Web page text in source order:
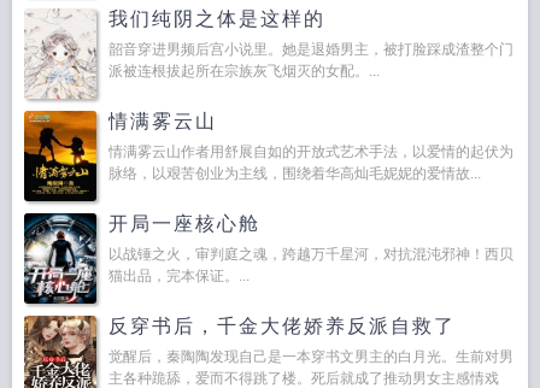
我们纯阴之体是这样的
韶音穿进男频后宫小说里。她是退婚男主，被打脸踩成渣整个门
派被连根拔起所在宗族灰飞烟灭的女配。...
情满雾云山
情满雾云山作者用舒展自如的开放式艺术手法，以爱情的起伏为
脉络，以艰苦创业为主线，围绕着华高灿毛妮妮的爱情故...
开局一座核心舱
以战锤之火，审判庭之魂，跨越万千星河，对抗混沌邪神！西贝
猫出品，完本保证。...
反穿书后，千金大佬娇养反派自救了
觉醒后，秦陶陶发现自己是一本穿书文男主的白月光。生前对男
主各种跪舔，爱而不得跳了楼。死后就成了推动男女主感情戏